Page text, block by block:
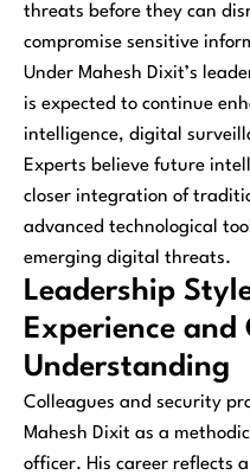
threats before they can
compromise sensitive
Under Mahesh Dixit’s
is expected to continue
intelligence, digital
Experts believe future
closer integration of
advanced technological
emerging digital threats.
Leadership
Experience and
Understanding
Colleagues and security
Mahesh Dixit as a
officer. His career reflects